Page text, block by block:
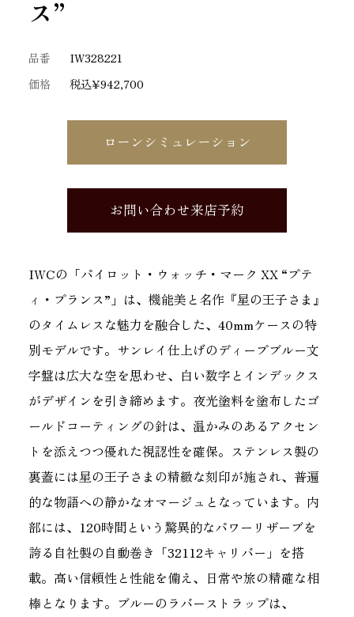
ス”
品番
IW328221
価格
税込¥942,700
ローンシミュレーション
お問い合わせ来店予約
IWCの「パイロット・ウォッチ・マーク XX “プテ
ィ・プランス”」は、機能美と名作『星の王子さま』
のタイムレスな魅力を融合した、40mmケースの特
別モデルです。サンレイ仕上げのディープブルー文
字盤は広大な空を思わせ、白い数字とインデックス
がデザインを引き締めます。夜光塗料を塗布したゴ
ールドコーティングの針は、温かみのあるアクセン
トを添えつつ優れた視認性を確保。ステンレス製の
裏蓋には星の王子さまの精緻な刻印が施され、普遍
的な物語への静かなオマージュとなっています。内
部には、120時間という驚異的なパワーリザーブを
誇る自社製の自動巻き「32112キャリバー」を搭
載。高い信頼性と性能を備え、日常や旅の精確な相
棒となります。ブルーのラバーストラップは、